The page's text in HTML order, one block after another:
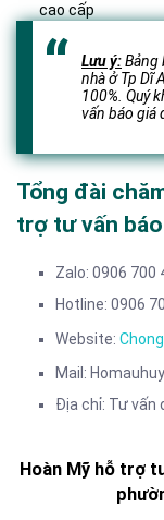
cao cấp
Lưu ý:Bảng
nhà ở Tp Dĩ
100%. Quý
vấn báo giá
Tổng đài
trợ tư vấn
Zalo: 0906 700
Hotline: 0906
Website:
Mail:
Địa chỉ: Tư vấn
Hoàn Mỹ hỗ trợ